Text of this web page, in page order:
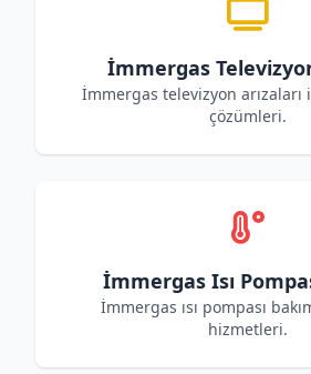
İmmergas
İmmergas televizyon arızaları
çözümleri.
İmmergas Isı
İmmergas ısı pompası
hizmetleri.